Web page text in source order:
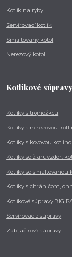
Kotlík na ryby
Servírovací kotlík
Smaltovaný kotol
Nerezový kotol
Kotlíkové
Kotlíky s trojnožkou
Kotlíky s nerezovou
Kotlíky s kovovou
Kotlíky so žiaruvzdor.
Kotlíky so smaltovanou
Kotlíky s chráničom,
Kotlíkové súpravy BIG
Servírovacie súpravy
Zabíjačkové súpravy